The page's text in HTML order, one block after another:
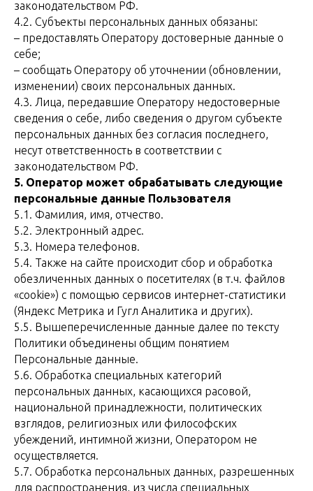
законодательством РФ.
4.2. Субъекты персональных данных обязаны:
– предоставлять Оператору достоверные данные о
себе;
– сообщать Оператору об уточнении (обновлении,
изменении) своих персональных данных.
4.3. Лица, передавшие Оператору недостоверные
сведения о себе, либо сведения о другом субъекте
персональных данных без согласия последнего,
несут ответственность в соответствии с
законодательством РФ.
5. Оператор может обрабатывать следующие
персональные данные Пользователя
5.1. Фамилия, имя, отчество.
5.2. Электронный адрес.
5.3. Номера телефонов.
5.4. Также на сайте происходит сбор и обработка
обезличенных данных о посетителях (в т.ч. файлов
«cookie») с помощью сервисов интернет-статистики
(Яндекс Метрика и Гугл Аналитика и других).
5.5. Вышеперечисленные данные далее по тексту
Политики объединены общим понятием
Персональные данные.
5.6. Обработка специальных категорий
персональных данных, касающихся расовой,
национальной принадлежности, политических
взглядов, религиозных или философских
убеждений, интимной жизни, Оператором не
осуществляется.
5.7. Обработка персональных данных, разрешенных
для распространения, из числа специальных